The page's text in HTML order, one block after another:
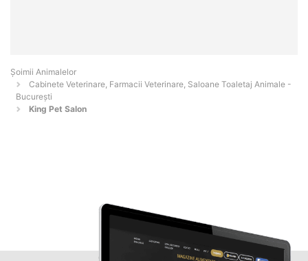
Şoimii Animalelor
Cabinete Veterinare, Farmacii Veterinare, Saloane Toaletaj Animale -
Bucureşti
King Pet Salon